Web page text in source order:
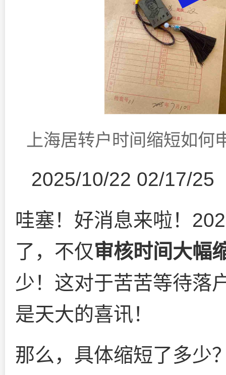
上海居转户时间缩短如
2025/10/22 02/17/25
哇塞！好消息来啦！
了，不仅审核时间大幅
少！这对于苦苦等待落
是天大的喜讯！
那么，具体缩短了多少